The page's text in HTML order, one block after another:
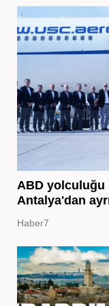
ABD yolculuğu
Antalya'dan
Haber7